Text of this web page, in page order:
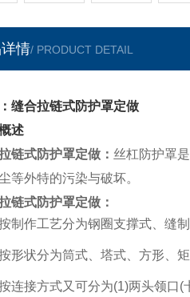
情/ PRODUCT DETAIL
缝合拉链式防护罩定做
述
链式防护罩定做 ： 丝杠防护罩
等外特的污染与破坏。
链式防护罩定做 ：
制作工艺分为钢圈支撑式、缝制
形状分为筒式、塔式、方形、
连接方式又可分为(1)两头领口